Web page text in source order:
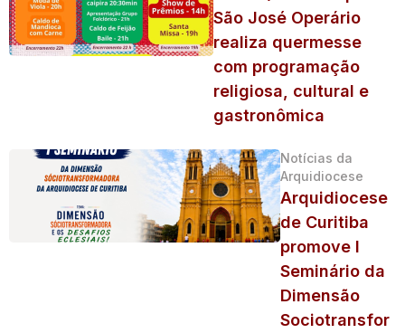
São José Operário
realiza quermesse
com programação
religiosa, cultural e
gastronômica
Notícias da
Arquidiocese
Arquidiocese
de Curitiba
promove I
Seminário da
Dimensão
Sociotransfor